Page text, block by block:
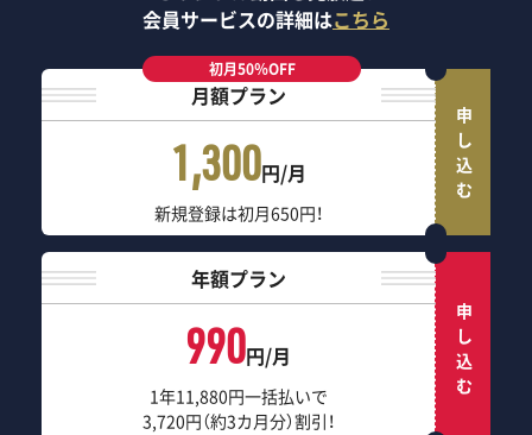
会員サービスの詳細はこちら
初月50％OFF
月額プラン
1,300円/月
新規登録は初月650円！
申し込む
年額プラン
990円/月
1年11,880円一括払いで
3,720円（約3カ月分）割引！
申し込む